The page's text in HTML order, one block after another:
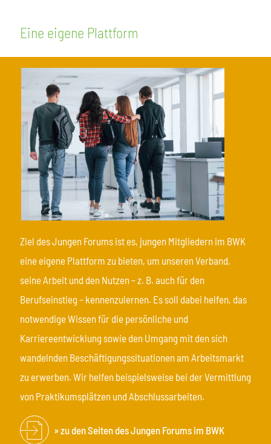
Eine eigene Plattform
Ziel des Jungen Forums ist es, jungen Mitgliedern im BWK
eine eigene Plattform zu bieten, um unseren Verband,
seine Arbeit und den Nutzen – z. B. auch für den
Berufseinstieg – kennenzulernen. Es soll dabei helfen, das
notwendige Wissen für die persönliche und
Karriereentwicklung sowie den Umgang mit den sich
wandelnden Beschäftigungssituationen am Arbeitsmarkt
zu erwerben. Wir helfen beispielsweise bei der Vermittlung
von Praktikumsplätzen und Abschlussarbeiten.
zu den Seiten des Jungen Forums im BWK